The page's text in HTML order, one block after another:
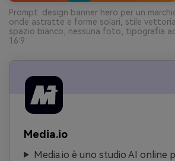
Prompt: design banner hero per un
onde astratte e forme solari, stile
spazio bianco, nessuna foto, tipografia
16:9
Media.io
Media.io è uno studio AI online